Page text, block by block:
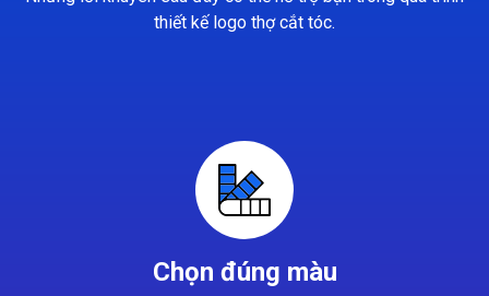
thiết kế logo thợ cắt tóc.
Chọn đúng màu